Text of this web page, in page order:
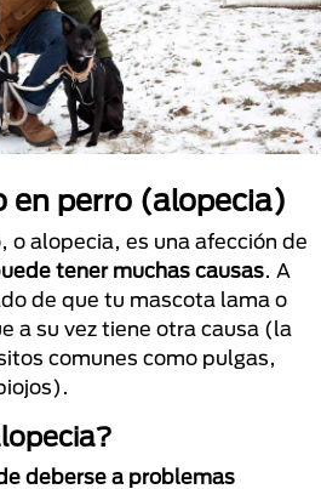
en perro (alopecia)
o alopecia, es una afección de
tener muchas causas . A
de que tu mascota lama o
a su vez tiene otra causa (la
comunes como pulgas,
deberse a problemas